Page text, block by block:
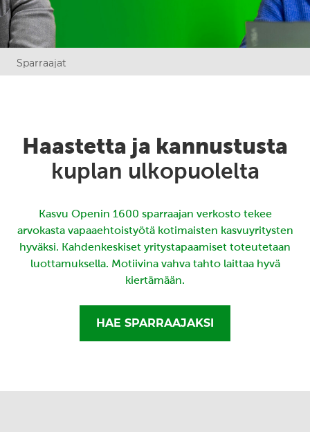
Sparraajat
Haastetta ja kannustusta
kuplan ulkopuolelta
Kasvu Openin 1600 sparraajan verkosto tekee
arvokasta vapaaehtoistyötä kotimaisten kasvuyritysten
hyväksi. Kahdenkeskiset yritystapaamiset toteutetaan
luottamuksella. Motiivina vahva tahto laittaa hyvä
kiertämään.
HAE SPARRAAJAKSI